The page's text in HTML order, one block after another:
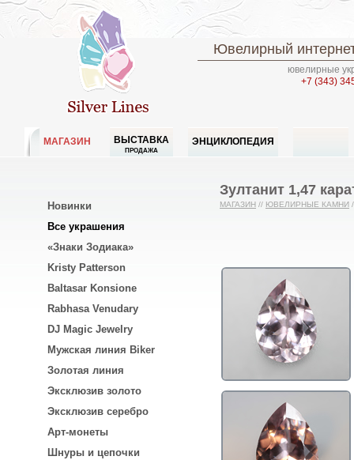
Ювелирный
ювелирные
+7 (343)
МАГАЗИН ВЫСТАВКА
ПРОДАЖА
ЭНЦИКЛОПЕДИЯ
Новинки
Все украшения
«Знаки Зодиака»
Kristy Patterson
Baltasar Konsione
Rabhasa Venudary
DJ Magic Jewelry
Мужская линия Biker
Золотая линия
Эксклюзив золото
Эксклюзив серебро
Арт-монеты
Шнуры и цепочки
Зултанит 1,47
МАГАЗИН // ЮВЕЛИРНЫЕ КАМНИ